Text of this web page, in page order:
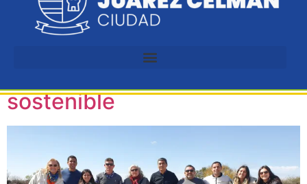
Parque Agroecológico:
sembrando compromiso
sostenible